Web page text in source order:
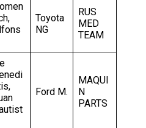
Toyota
NG
RUS
MED
TEAM
Ford M.
MAQUI
N
PARTS